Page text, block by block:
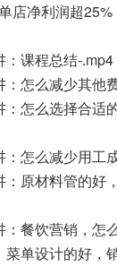
店净利润超
课程总结-.mp4
怎么减少其他
怎么选择合适
怎么减少用工
：原材料管的好
餐饮营销，怎
菜单设计的好，